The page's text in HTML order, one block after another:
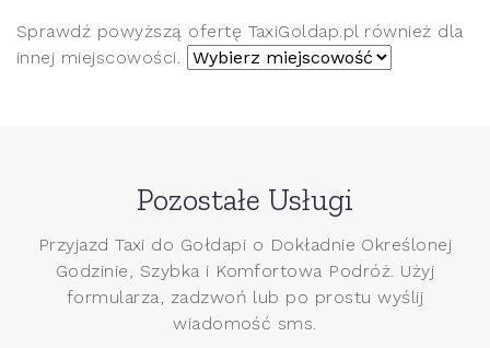
Sprawdź powyższą ofertę TaxiGoldap.pl również dla
innej miejscowości.
Pozostałe Usługi
Przyjazd Taxi do Gołdapi o Dokładnie Określonej
Godzinie, Szybka i Komfortowa Podróż. Użyj
formularza, zadzwoń lub po prostu wyślij
wiadomość sms.